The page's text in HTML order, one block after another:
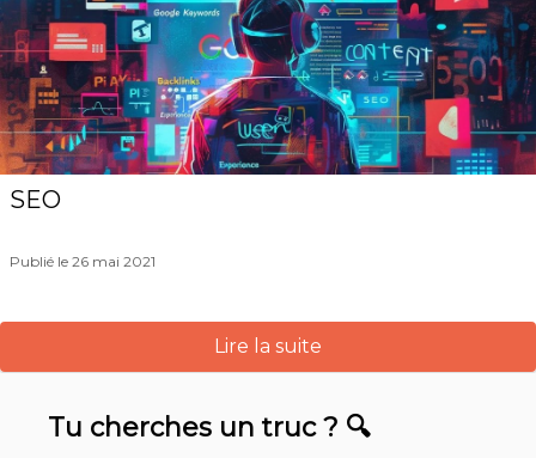
SEO
Publié le 26 mai 2021
Lire la suite
Tu cherches un truc ? 🔍